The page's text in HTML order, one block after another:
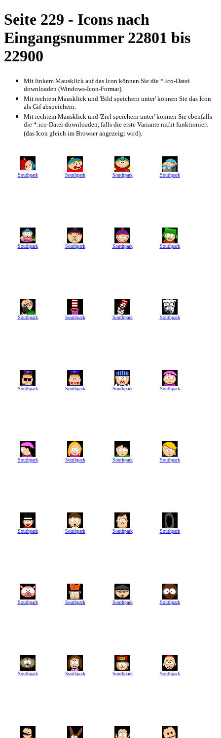
Seite 229 - Icons nach
Eingangsnummer 22801 bis
22900
Mit linkem Mausklick auf das Icon können Sie die *.ico-Datei
downloaden (Windows-Icon-Format).
Mit rechtem Mausklick und 'Bild speichern unter' können Sie das Icon
als Gif abspeichern.
Mit rechtem Mausklick und 'Ziel speichern unter' können Sie ebenfalls
die *.ico-Datei downloaden, falls die erste Variante nicht funktioniert
(das Icon gleich im Browser angezeigt wird).
Southpark Southpark Southpark Southpark
Southpark Southpark Southpark Southpark
Southpark Southpark Southpark Southpark
Southpark Southpark Southpark Southpark
Southpark Southpark Southpark Southpark
Southpark Southpark Southpark Southpark
Southpark Southpark Southpark Southpark
Southpark Southpark Southpark Southpark